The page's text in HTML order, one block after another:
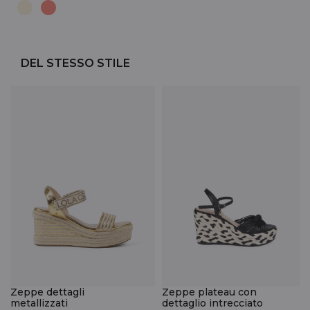
DEL STESSO STILE
Zeppe dettagli
metallizzati
Zeppe plateau con
dettaglio intrecciato